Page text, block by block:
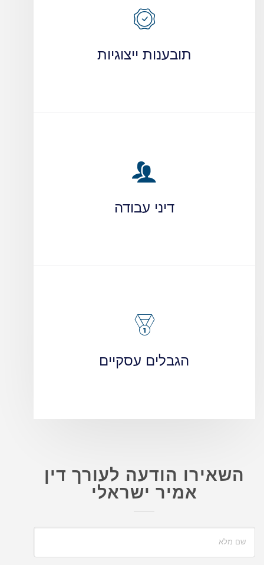
תובענות ייצוגיות
דיני עבודה
הגבלים עסקיים
השאירו הודעה לעורך דין
אמיר ישראלי